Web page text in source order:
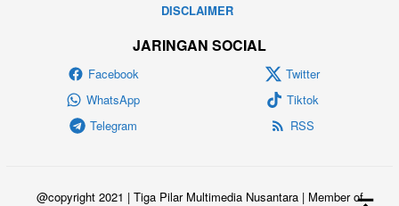
DISCLAIMER
JARINGAN SOCIAL
Facebook
Twitter
WhatsApp
Tiktok
Telegram
RSS
@copyright 2021 | Tiga Pilar Multimedia Nusantara | Member of